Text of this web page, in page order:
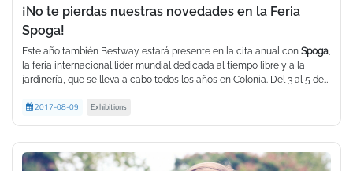
¡No te pierdas nuestras novedades en la Feria
Spoga!
Este año también Bestway estará presente en la cita anual con Spoga
la feria internacional líder mundial dedicada al tiempo libre y a la
jardinería, que se lleva a cabo todos los años en Colonia. Del 3 al 5 de
esperamos para conocer mejor nuestra amplia gama de productos
completamente inspirada en el mundo de la comida: ¡una variedad de
de SUPde la colecciónHydro-Force
, completamente renovadas con
un diseño más fresco y encantador.
2017-08-09 Exhibitions